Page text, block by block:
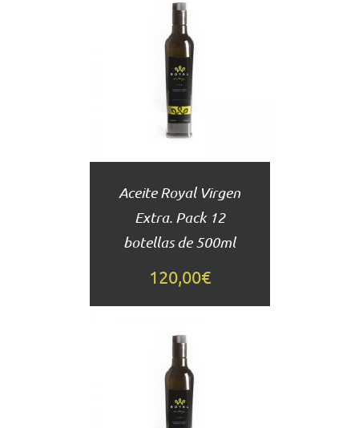
AÑADIR
AL
CARRITO
DETALLES
Aceite Royal Virgen
Extra. Pack 12
botellas de 500ml
120,00€
AÑADIR
AL
CARRITO